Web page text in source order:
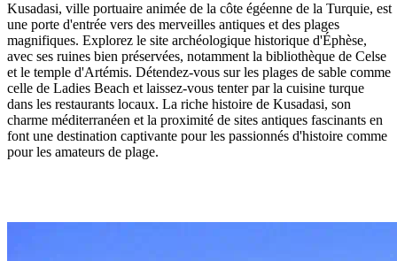
Kusadasi, ville portuaire animée de la côte égéenne de la Turquie, est
une porte d'entrée vers des merveilles antiques et des plages
magnifiques. Explorez le site archéologique historique d'Éphèse,
avec ses ruines bien préservées, notamment la bibliothèque de Celse
et le temple d'Artémis. Détendez-vous sur les plages de sable comme
celle de Ladies Beach et laissez-vous tenter par la cuisine turque
dans les restaurants locaux. La riche histoire de Kusadasi, son
charme méditerranéen et la proximité de sites antiques fascinants en
font une destination captivante pour les passionnés d'histoire comme
pour les amateurs de plage.